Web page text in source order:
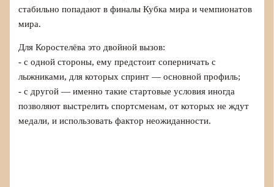
стабильно попадают в финалы Кубка мира и чемпионатов
мира.
Для Коростелёва это двойной вызов:
- с одной стороны, ему предстоит соперничать с
лыжниками, для которых спринт — основной профиль;
- с другой — именно такие стартовые условия иногда
позволяют выстрелить спортсменам, от которых не ждут
медали, и использовать фактор неожиданности.